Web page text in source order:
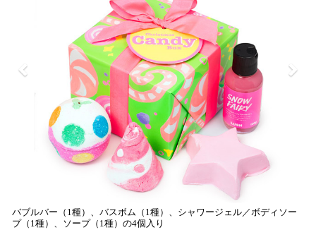
バブルバー（1種）、バスボム（1種）、シャワージェル／ボディソー
プ（1種）、ソープ（1種）の4個入り